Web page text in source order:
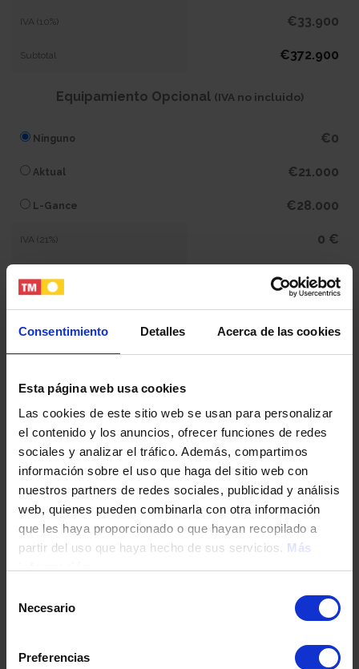
Consentimiento Detalles Acerca de las cookies
Esta página web usa cookies
Las cookies de este sitio web se usan para personalizar
el contenido y los anuncios, ofrecer funciones de redes
sociales y analizar el tráfico. Además, compartimos
información sobre el uso que haga del sitio web con
nuestros partners de redes sociales, publicidad y análisis
web, quienes pueden combinarla con otra información
que les haya proporcionado o que hayan recopilado a
partir del uso que haya hecho de sus servicios. Más
Necesario
Preferencias
Tu nombre y apellidos
Tu teléfono
DNI / Pasaporte / NIE
IVA (10%) €33.900
Subtotal €372.900
Equipamiento Opcional (IVA no incluido)
Ninguno €0
Aktual €21.000
L-Gance €28.000
IVA (21%) 0 €
0 €
Total 372.900 €